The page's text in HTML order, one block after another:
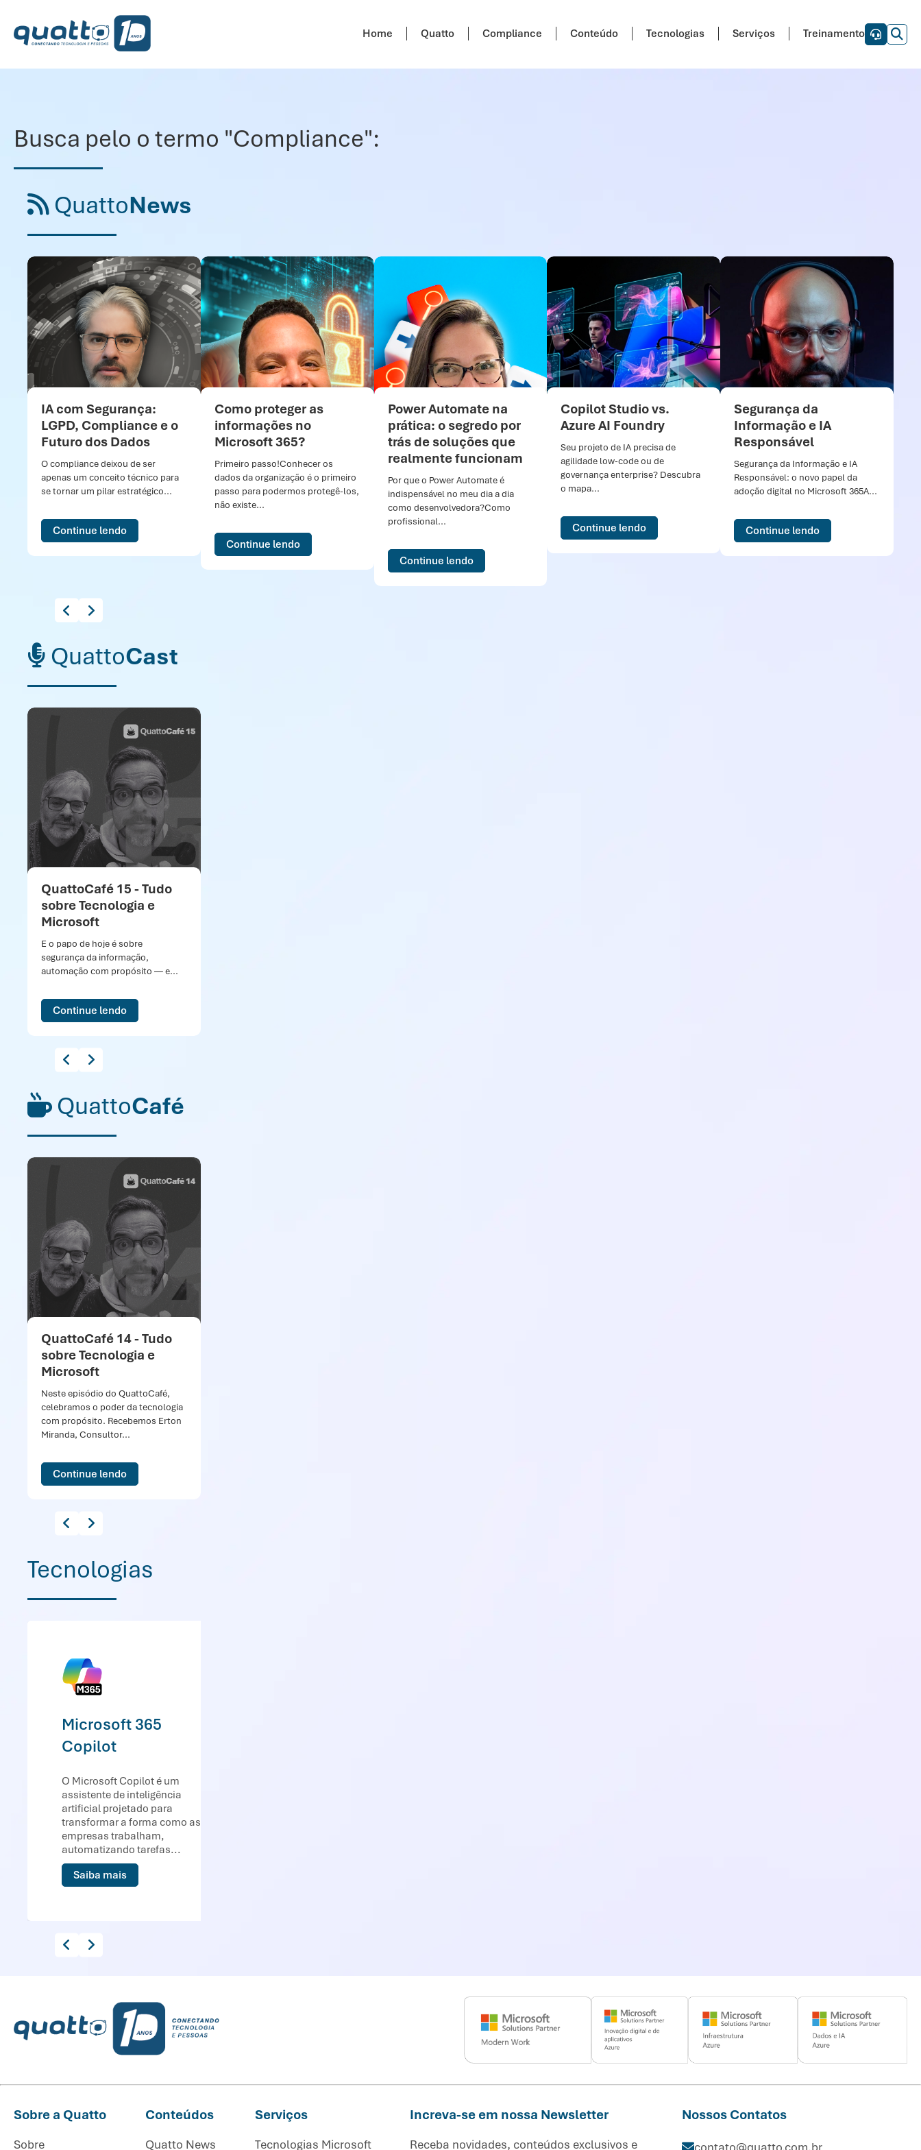
Home Quatto Compliance Conteúdo Tecnologias Serviços Treinamento
Busca pelo o termo "Compliance":
QuattoNews
IA com Segurança:
LGPD, Compliance e o
Futuro dos Dados
O compliance deixou de ser
apenas um conceito técnico para
se tornar um pilar estratégico...
Continue lendo
Como proteger as
informações no
Microsoft 365?
Primeiro passo!Conhecer os
dados da organização é o primeiro
passo para podermos protegê-los,
não existe...
Continue lendo
Power Automate na
prática: o segredo por
trás de soluções que
realmente funcionam
Por que o Power Automate é
indispensável no meu dia a dia
como desenvolvedora?Como
profissional...
Continue lendo
Copilot Studio vs.
Azure AI Foundry
Seu projeto de IA precisa de
agilidade low-code ou de
governança enterprise? Descubra
o mapa...
Continue lendo
Segurança da
Informação e IA
Responsável
Segurança da Informação e IA
Responsável: o novo papel da
adoção digital no Microsoft 365A...
Continue lendo
QuattoCast
QuattoCafé 15 - Tudo
sobre Tecnologia e
Microsoft
E o papo de hoje é sobre
segurança da informação,
automação com propósito — e...
Continue lendo
QuattoCafé
QuattoCafé 14 - Tudo
sobre Tecnologia e
Microsoft
Neste episódio do QuattoCafé,
celebramos o poder da tecnologia
com propósito. Recebemos Erton
Miranda, Consultor...
Continue lendo
Tecnologias
Microsoft 365
Copilot
O Microsoft Copilot é um
assistente de inteligência
artificial projetado para
transformar a forma como as
empresas trabalham,
automatizando tarefas...
Saiba mais
Sobre a Quatto
Sobre
Conteúdos
Quatto News
Serviços
Tecnologias Microsoft
Increva-se em nossa Newsletter
Receba novidades, conteúdos exclusivos e
Nossos Contatos
contato@quatto.com.br